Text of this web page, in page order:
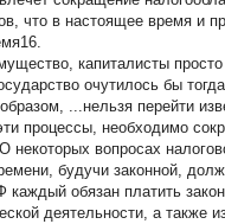
что в настоящее время и
капиталисты
очутилось бы
...нельзя перейти
процессы, необходимо
вопросах
будучи законной,
каждый обязан платить
деятельности, а также